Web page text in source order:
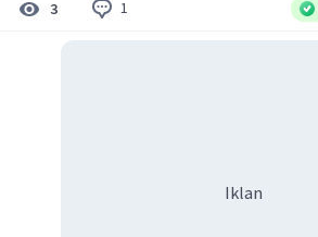
3 1
Iklan